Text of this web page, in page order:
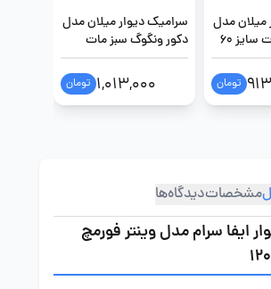
میلان مدل
ونگوگ سبز مات سایز 60
تومان
سرامیک دیوار میلان مدل
دکور ونگوگ سبز مات
سایز 60 در 120
1,013,000 تومان
مشخصاتدیدگاه‌ها
ایفا سرام مدل وینتر فورمچ